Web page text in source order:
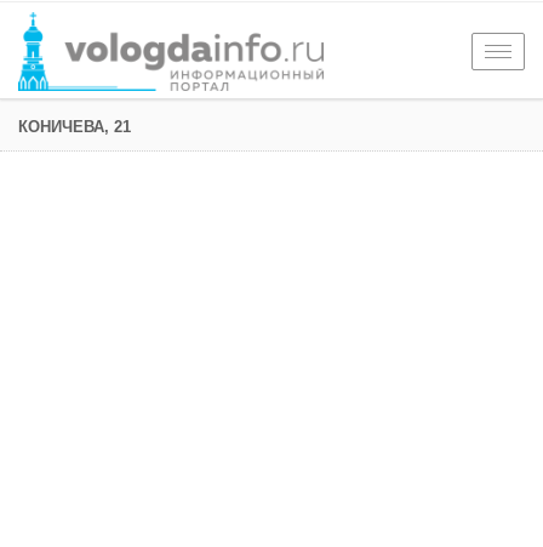
КОНИЧЕВА, 21